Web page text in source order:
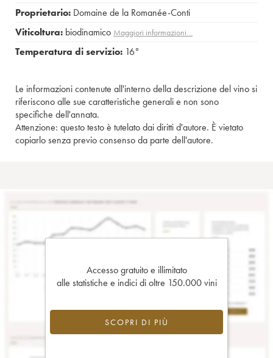
Proprietario: Domaine de la Romanée-Conti
Viticoltura: biodinamico Maggiori informazioni…
Temperatura di servizio: 16°
Le informazioni contenute all'interno della descrizione del vino si
riferiscono alle sue caratteristiche generali e non sono
specifiche dell'annata.
Attenzione: questo testo è tutelato dai diritti d'autore. È vietato
copiarlo senza previo consenso da parte dell'autore.
Accesso gratuito e illimitato
alle statistiche e indici di oltre 150.000 vini
SCOPRI DI PIÙ